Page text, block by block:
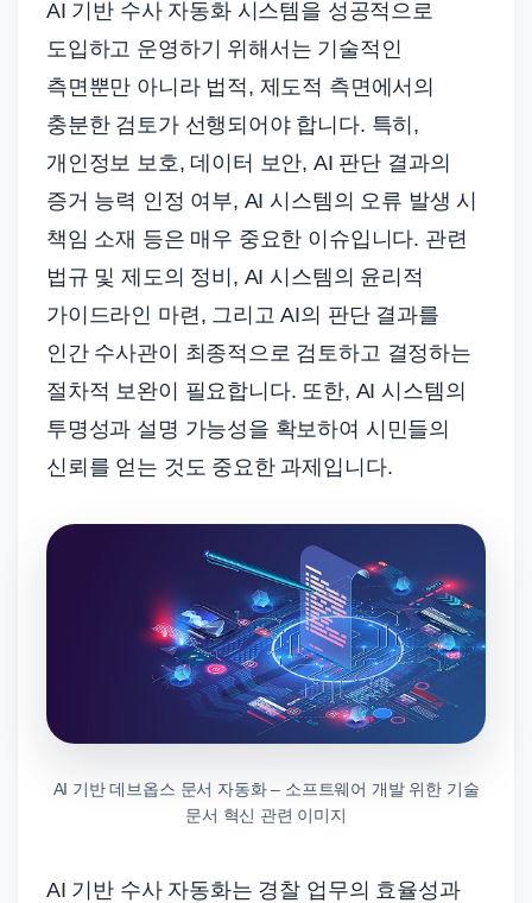
AI 기반 수사 자동화 시스템을 성공적으로
도입하고 운영하기 위해서는 기술적인
측면뿐만 아니라 법적, 제도적 측면에서의
충분한 검토가 선행되어야 합니다. 특히,
개인정보 보호, 데이터 보안, AI 판단 결과의
증거 능력 인정 여부, AI 시스템의 오류 발생 시
책임 소재 등은 매우 중요한 이슈입니다. 관련
법규 및 제도의 정비, AI 시스템의 윤리적
가이드라인 마련, 그리고 AI의 판단 결과를
인간 수사관이 최종적으로 검토하고 결정하는
절차적 보완이 필요합니다. 또한, AI 시스템의
투명성과 설명 가능성을 확보하여 시민들의
신뢰를 얻는 것도 중요한 과제입니다.
AI 기반 데브옵스 문서 자동화 – 소프트웨어 개발 위한 기술
문서 혁신 관련 이미지
AI 기반 수사 자동화는 경찰 업무의 효율성과